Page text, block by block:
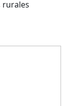
rurales